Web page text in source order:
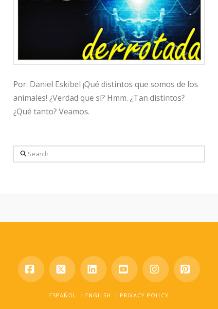
Por: Daniel Eskibel ¡Qué distintos que somos de los
animales! ¿Verdad que sí? Hmm. ¿Tan distintos?
¿Qué tanto? Veamos.
Search
Facebook
X LinkedInYouTubeInstagram
ESPAÑOL ENGLISH PRIVACY POLICY